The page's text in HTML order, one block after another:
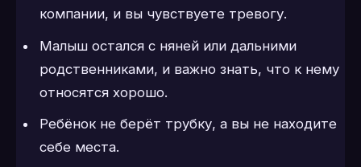
компании, и вы чувствуете тревогу.
Малыш остался с няней или дальними
родственниками, и важно знать, что к нему
относятся хорошо.
Ребёнок не берёт трубку, а вы не находите
себе места.